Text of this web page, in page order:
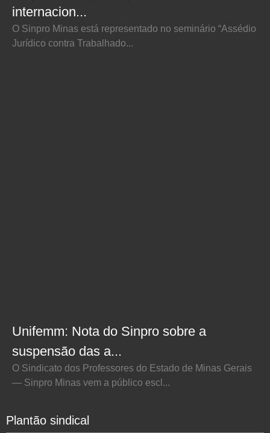
internacion...
O Sinpro Minas está representado no seminário “Assédio
Jurídico contra Trabalhado...
Unifemm: Nota do Sinpro sobre a
suspensão das a...
O Sindicato dos Professores do Estado de Minas Gerais
— Sinpro Minas vem a público escl...
Plantão sindical